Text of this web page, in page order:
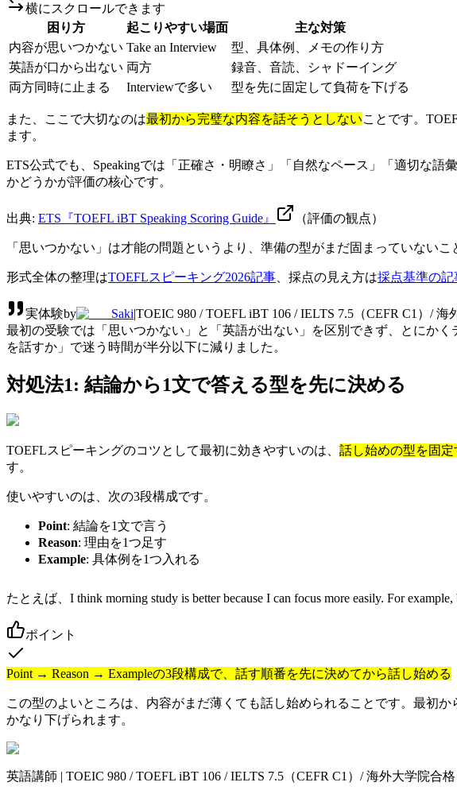
横にスクロールできます
困り方
起こりやすい場面
主な対策
内容が思いつかない Take an Interview
型、具体例、メモの作り方
英語が口から出ない 両方
録音、音読、シャドーイング
両方同時に止まる
Interviewで多い 型を先に固定して負荷を下げる
また、ここで大切なのは最初から完璧な内容を話そうとしないことです。
ます。
ETS公式でも、Speakingでは「正確さ・明瞭さ」「自然なペース」「適切な
かどうかが評価の核心です。
出典: ETS『TOEFL iBT Speaking Scoring Guide』 （評価の観点）
「思いつかない」は才能の問題というより、準備の型がまだ固まっていない
形式全体の整理はTOEFLスピーキング2026記事 、採点の見え方は採点基準の記
実体験by Saki|TOEIC 980 / TOEFL iBT 106 / IELTS 7.5（CEFR C1）/ 海
最初の受験では「思いつかない」と「英語が出ない」を区別できず、とにか
を話すか」で迷う時間が半分以下に減りました。
対処法1: 結論から1文で答える型を先に決める
TOEFLスピーキングのコツとして最初に効きやすいのは、 話し始めの型を固定
す。
使いやすいのは、次の3段構成です。
Point: 結論を1文で言う
Reason: 理由を1つ足す
Example: 具体例を1つ入れる
たとえば、 I think morning study is better because I can focus more easily. For
ポイント
Point → Reason → Exampleの3段構成で、話す順番を先に決めてから話し始める
この型のよいところは、内容がまだ薄くても話し始められることです。最初
かなり下げられます。
英語講師 | TOEIC 980 / TOEFL iBT 106 / IELTS 7.5（CEFR C1）/ 海外大学院合格